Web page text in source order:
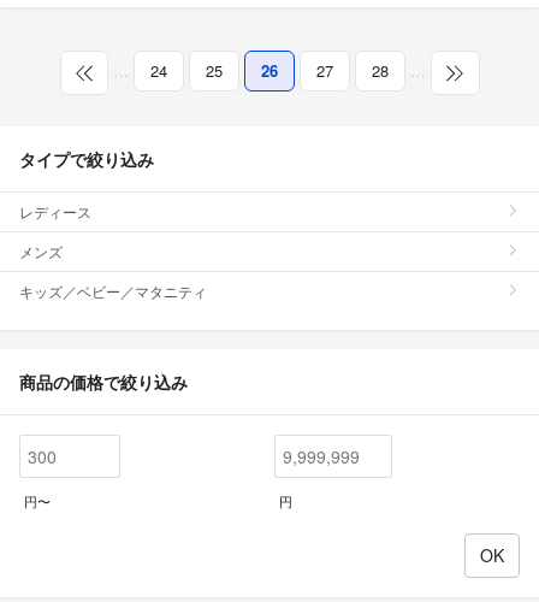
… 24 25 26 27 28 …
タイプで絞り込み
レディース
メンズ
キッズ／ベビー／マタニティ
商品の価格で絞り込み
円〜 円